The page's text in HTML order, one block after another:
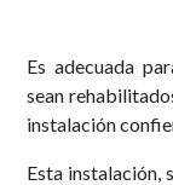
Es adecuada
sean
instalación
Esta instalación,